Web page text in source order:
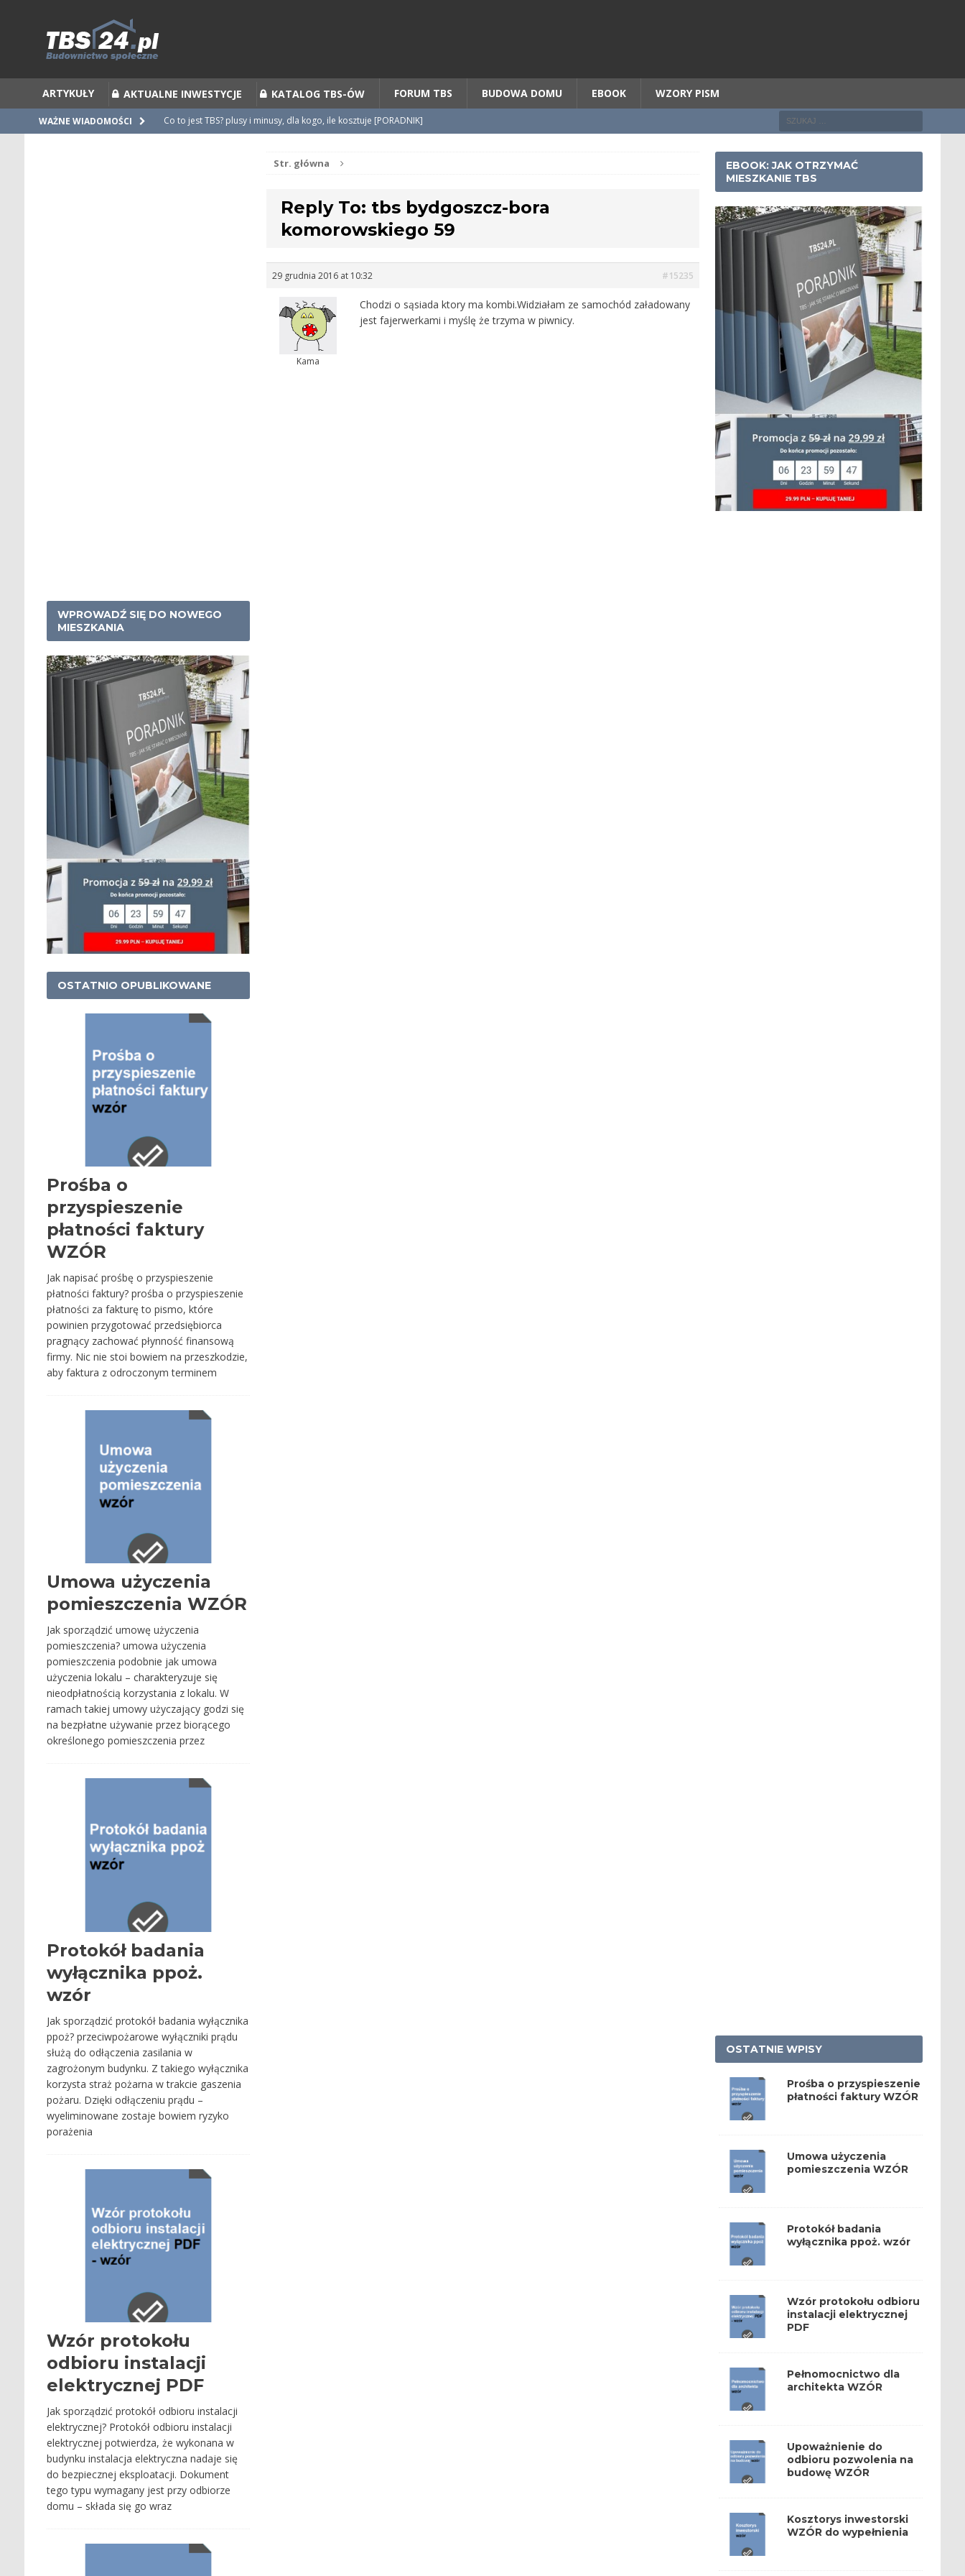
ARTYKUŁY AKTUALNE INWESTYCJE KATALOG TBS-ÓW FORUM TBS BUDOWA DOMU EBOOK WZORY PISM
WAŻNE WIADOMOŚCI
Co to jest TBS? plusy i minusy, dla kogo, ile kosztuje [PORADNIK]
Zalecenia do umów i statutów TBS
Ubiegamy się o mieszkanie z TBS [poradnik] KROK po KROKU
Str. główna
Reply To: tbs bydgoszcz-bora
komorowskiego 59
29 grudnia 2016 at 10:32 #15235
Kama
Chodzi o sąsiada ktory ma kombi.Widziałam ze samochód załadowany
jest fajerwerkami i myślę że trzyma w piwnicy.
WPROWADŹ SIĘ DO NOWEGO
MIESZKANIA
OSTATNIO OPUBLIKOWANE
Prośba o
przyspieszenie
płatności faktury
WZÓR
Jak napisać prośbę o przyspieszenie
płatności faktury? prośba o przyspieszenie
płatności za fakturę to pismo, które
powinien przygotować przedsiębiorca
pragnący zachować płynność finansową
firmy. Nic nie stoi bowiem na przeszkodzie,
aby faktura z odroczonym terminem
Umowa użyczenia
pomieszczenia WZÓR
Jak sporządzić umowę użyczenia
pomieszczenia? umowa użyczenia
pomieszczenia podobnie jak umowa
użyczenia lokalu – charakteryzuje się
nieodpłatnością korzystania z lokalu. W
ramach takiej umowy użyczający godzi się
na bezpłatne używanie przez biorącego
określonego pomieszczenia przez
Protokół badania
wyłącznika ppoż.
wzór
Jak sporządzić protokół badania wyłącznika
ppoż? przeciwpożarowe wyłączniki prądu
służą do odłączenia zasilania w
zagrożonym budynku. Z takiego wyłącznika
korzysta straż pożarna w trakcie gaszenia
pożaru. Dzięki odłączeniu prądu –
wyeliminowane zostaje bowiem ryzyko
porażenia
Wzór protokołu
odbioru instalacji
elektrycznej PDF
Jak sporządzić protokół odbioru instalacji
elektrycznej? Protokół odbioru instalacji
elektrycznej potwierdza, że wykonana w
budynku instalacja elektryczna nadaje się
do bezpiecznej eksploatacji. Dokument
tego typu wymagany jest przy odbiorze
domu – składa się go wraz
EBOOK: JAK OTRZYMAĆ
MIESZKANIE TBS
OSTATNIE WPISY
Prośba o przyspieszenie
płatności faktury WZÓR
Umowa użyczenia
pomieszczenia WZÓR
Protokół badania
wyłącznika ppoż. wzór
Wzór protokołu odbioru
instalacji elektrycznej
PDF
Pełnomocnictwo dla
architekta WZÓR
Upoważnienie do
odbioru pozwolenia na
budowę WZÓR
Kosztorys inwestorski
WZÓR do wypełnienia